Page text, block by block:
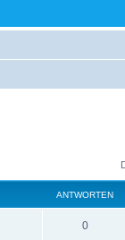
ANTWORTEN
0A